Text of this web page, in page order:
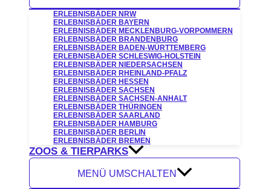
ERLEBNISBÄDER NRW
ERLEBNISBÄDER BAYERN
ERLEBNISBÄDER MECKLENBURG-VORPOMMERN
ERLEBNISBÄDER BRANDENBURG
ERLEBNISBÄDER BADEN-WÜRTTEMBERG
ERLEBNISBÄDER SCHLESWIG-HOLSTEIN
ERLEBNISBÄDER NIEDERSACHSEN
ERLEBNISBÄDER RHEINLAND-PFALZ
ERLEBNISBÄDER HESSEN
ERLEBNISBÄDER SACHSEN
ERLEBNISBÄDER SACHSEN-ANHALT
ERLEBNISBÄDER THÜRINGEN
ERLEBNISBÄDER SAARLAND
ERLEBNISBÄDER HAMBURG
ERLEBNISBÄDER BERLIN
ERLEBNISBÄDER BREMEN
ZOOS & TIERPARKS
MENÜ UMSCHALTEN